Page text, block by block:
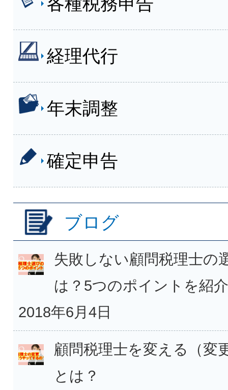
経理代行
年末調整
確定申告
ブログ
失敗しない顧問税理士の
は？5つのポイントを紹
2018年6月4日
顧問税理士を変える（変
とは？